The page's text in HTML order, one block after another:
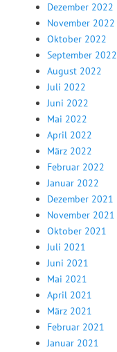
Dezember 2022
November 2022
Oktober 2022
September 2022
August 2022
Juli 2022
Juni 2022
Mai 2022
April 2022
März 2022
Februar 2022
Januar 2022
Dezember 2021
November 2021
Oktober 2021
Juli 2021
Juni 2021
Mai 2021
April 2021
März 2021
Februar 2021
Januar 2021